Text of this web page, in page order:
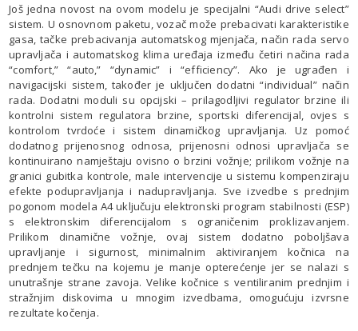
Još jedna novost na ovom modelu je specijalni “Audi drive select”
sistem. U osnovnom paketu, vozač može prebacivati karakteristike
gasa, tačke prebacivanja automatskog mjenjača, način rada servo
upravljača i automatskog klima uređaja između četiri načina rada
“comfort,” “auto,” “dynamic” i “efficiency”. Ako je ugrađen i
navigacijski sistem, također je uključen dodatni “individual” način
rada. Dodatni moduli su opcijski – prilagodljivi regulator brzine ili
kontrolni sistem regulatora brzine, sportski diferencijal, ovjes s
kontrolom tvrdoće i sistem dinamičkog upravljanja. Uz pomoć
dodatnog prijenosnog odnosa, prijenosni odnosi upravljača se
kontinuirano namještaju ovisno o brzini vožnje; prilikom vožnje na
granici gubitka kontrole, male intervencije u sistemu kompenziraju
efekte podupravljanja i nadupravljanja. Sve izvedbe s prednjim
pogonom modela A4 uključuju elektronski program stabilnosti (ESP)
s elektronskim diferencijalom s ograničenim proklizavanjem.
Prilikom dinamične vožnje, ovaj sistem dodatno poboljšava
upravljanje i sigurnost, minimalnim aktiviranjem kočnica na
prednjem tečku na kojemu je manje opterećenje jer se nalazi s
unutrašnje strane zavoja. Velike kočnice s ventiliranim prednjim i
stražnjim diskovima u mnogim izvedbama, omogućuju izvrsne
rezultate kočenja.